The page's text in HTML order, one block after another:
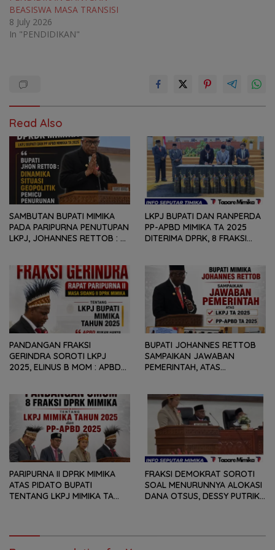
BEASISWA MASA TRANSISI
8 July 2026
In "PENDIDIKAN"
Read Also
SAMBUTAN BUPATI MIMIKA
PADA PARIPURNA PENUTUPAN
LKPJ, JOHANNES RETTOB :
PENURUNAN FISKAL DAERAH
LKPJ BUPATI DAN RANPERDA
PP-APBD MIMIKA TA 2025
DITERIMA DPRK, 8 FRAKSI
KEPADA PEMERINTAH DAERAH
PANDANGAN FRAKSI
GERINDRA SOROTI LKPJ
2025, ELINUS B MOM : APBD
TETAPI SEJAUH MANA
MAMPU MENJAWAB
KEBUTUHAN MASYARAKAT
BUPATI JOHANNES RETTOB
SAMPAIKAN JAWABAN
PEMERINTAH, ATAS
DAN RANPERDA PP- APBD
TAHUN ANGGARAN 2025
PARIPURNA II DPRK MIMIKA
ATAS PIDATO BUPATI
TENTANG LKPJ MIMIKA TA
FRAKSI DEMOKRAT SOROTI
SOAL MENURUNNYA ALOKASI
DANA OTSUS, DESSY PUTRIKA
BAGI OAP